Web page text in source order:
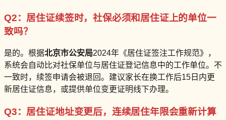
Q2：居住证续签时，社保必须和居住证上的单位一
致吗？
是的。根据北京市公安局2024年《居住证签注工作规范》，
系统会自动比对社保单位与居住证登记信息中的工作单位。不
一致时，续签申请会被退回。建议家长在换工作后15日内更
新居住证信息，或提供单位变更证明线下办理。
Q3：居住证地址变更后，连续居住年限会重新计算